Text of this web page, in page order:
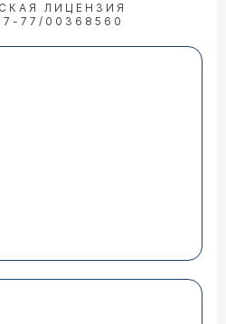
ЛИЦЕНЗИЯ
77/00368560